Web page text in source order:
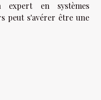
en systèmes
peut s'avérer être une